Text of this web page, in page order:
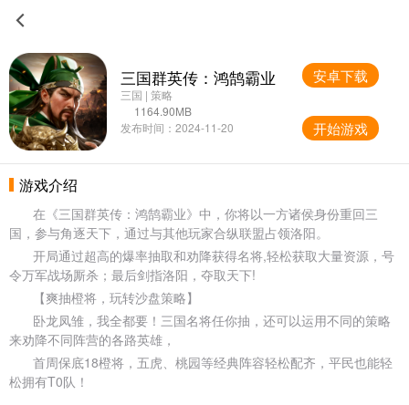
三国群英传：鸿鹄霸业
三国 | 策略
1164.90MB
发布时间：2024-11-20
安卓下载
开始游戏
游戏介绍
在《三国群英传：鸿鹄霸业》中，你将以一方诸侯身份重回三
国，参与角逐天下，通过与其他玩家合纵联盟占领洛阳。
开局通过超高的爆率抽取和劝降获得名将,轻松获取大量资源，号
令万军战场厮杀；最后剑指洛阳，夺取天下!
【爽抽橙将，玩转沙盘策略】
卧龙凤雏，我全都要！三国名将任你抽，还可以运用不同的策略
来劝降不同阵营的各路英雄，
首周保底18橙将，五虎、桃园等经典阵容轻松配齐，平民也能轻
松拥有T0队！